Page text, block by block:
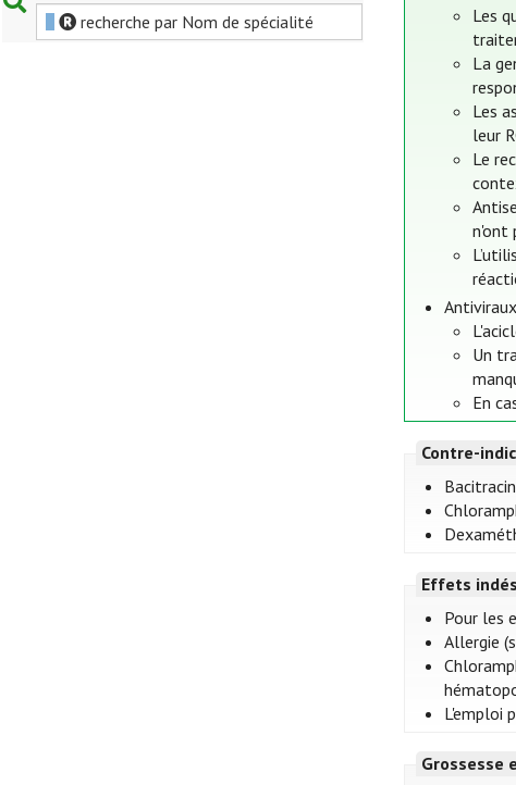
recherche par Nom de spécialité
Les
La
Les
leur
Le
n'ont
Antiviraux
Un
En
Contre-
Effets
Pour les
Allergie
L'emploi
Grossesse